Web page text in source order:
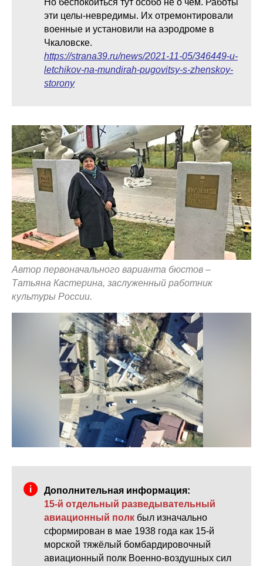
Но беспокоиться тут особо не о чем. Работы
эти целы-невредимы. Их отремонтировали
военные и установили на аэродроме в
Чкаловске.
https://strana39.ru/news/2021-11-05/346449-u-
letchikov-na-mundirah-pugovitsy-s-zhenskoy-
storony
Автор первоначального варианта бюстов –
Татьяна Кастерина, заслуженный работник
культуры России.
Дополнительная информация:
15-й отдельный разведывательный
авиационный полк был изначально
сформирован в мае 1938 года как 15-й
морской тяжёлый бомбардировочный
авиационный полк Военно-воздушных сил